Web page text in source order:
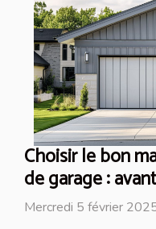
Choisir le bon
de garage :
Mercredi 5 février